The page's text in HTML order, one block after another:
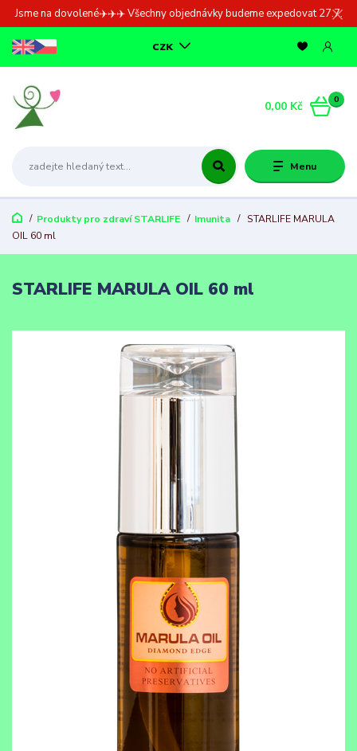
Jsme na dovolené✈️✈️✈️ Všechny objednávky budeme expedovat 27.7.
Menu
CZK
0
0,00 Kč
Produkty pro zdraví STARLIFE Imunita
STARLIFE MARULA
OIL 60 ml
STARLIFE MARULA OIL 60 ml